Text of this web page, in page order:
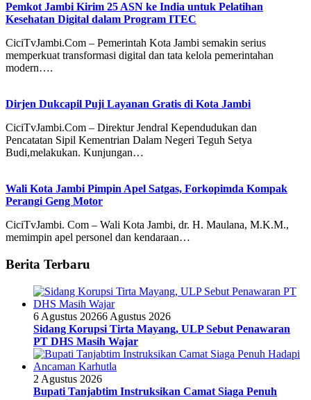
Pemkot Jambi Kirim 25 ASN ke India untuk Pelatihan
Kesehatan Digital dalam Program ITEC
CiciTvJambi.Com – Pemerintah Kota Jambi semakin serius
memperkuat transformasi digital dan tata kelola pemerintahan
modern….
Dirjen Dukcapil Puji Layanan Gratis di Kota Jambi
CiciTvJambi.Com – Direktur Jendral Kependudukan dan
Pencatatan Sipil Kementrian Dalam Negeri Teguh Setya
Budi,melakukan. Kunjungan…
Wali Kota Jambi Pimpin Apel Satgas, Forkopimda Kompak
Perangi Geng Motor
CiciTvJambi. Com – Wali Kota Jambi, dr. H. Maulana, M.K.M.,
memimpin apel personel dan kendaraan…
Berita Terbaru
6 Agustus 20266 Agustus 2026
Sidang Korupsi Tirta Mayang, ULP Sebut Penawaran
PT DHS Masih Wajar
2 Agustus 2026
Bupati Tanjabtim Instruksikan Camat Siaga Penuh